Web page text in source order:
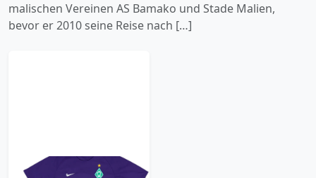
malischen Vereinen AS Bamako und Stade Malien,
bevor er 2010 seine Reise nach […]
2016-17 Werder